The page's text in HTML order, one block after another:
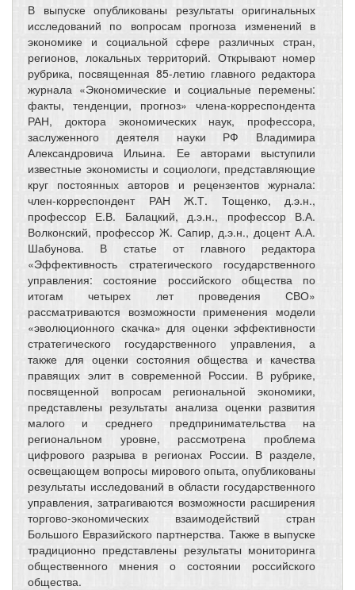
В выпуске опубликованы результаты оригинальных
исследований по вопросам прогноза изменений в
экономике и социальной сфере различных стран,
регионов, локальных территорий. Открывают номер
рубрика, посвященная 85-летию главного редактора
журнала «Экономические и социальные перемены:
факты, тенденции, прогноз» члена-корреспондента
РАН, доктора экономических наук, профессора,
заслуженного деятеля науки РФ Владимира
Александровича Ильина. Ее авторами выступили
известные экономисты и социологи, представляющие
круг постоянных авторов и рецензентов журнала:
член-корреспондент РАН Ж.Т. Тощенко, д.э.н.,
профессор Е.В. Балацкий, д.э.н., профессор В.А.
Волконский, профессор Ж. Сапир, д.э.н., доцент А.А.
Шабунова. В статье от главного редактора
«Эффективность стратегического государственного
управления: состояние российского общества по
итогам четырех лет проведения СВО»
рассматриваются возможности применения модели
«эволюционного скачка» для оценки эффективности
стратегического государственного управления, а
также для оценки состояния общества и качества
правящих элит в современной России. В рубрике,
посвященной вопросам региональной экономики,
представлены результаты анализа оценки развития
малого и среднего предпринимательства на
региональном уровне, рассмотрена проблема
цифрового разрыва в регионах России. В разделе,
освещающем вопросы мирового опыта, опубликованы
результаты исследований в области государственного
управления, затрагиваются возможности расширения
торгово-экономических взаимодействий стран
Большого Евразийского партнерства. Также в выпуске
традиционно представлены результаты мониторинга
общественного мнения о состоянии российского
общества.